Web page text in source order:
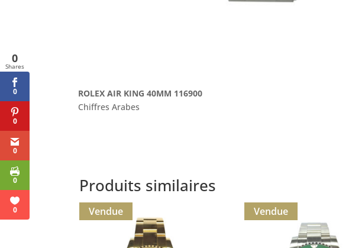
ROLEX AIR KING 40MM 116900
Chiffres Arabes
Produits similaires
Vendue Vendue
0
Shares
0
0
0
0
0